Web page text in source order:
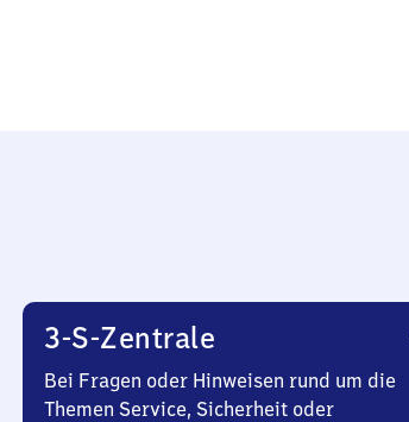
3-S-Zentrale
Bei Fragen oder Hinweisen rund um die
Themen Service, Sicherheit oder